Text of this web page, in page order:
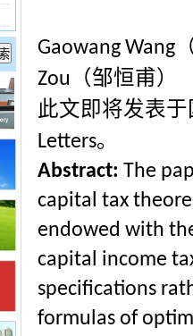
Gaowang Wang
Zou
（邹恒甫）
此文即将发表
Letters。
Abstract: The
capital tax
endowed with
capital income
specifications
formulas of